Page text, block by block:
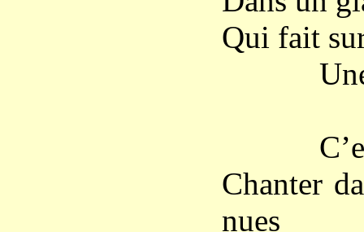
Qui fait
Une
C’est
Chanter
nues